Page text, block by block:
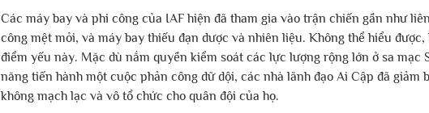
Các máy bay và phi công của IAF hiện đã tham gia vào trận chiến gần như
công mệt mỏi, và máy bay thiếu đạn dược và nhiên liệu. Không thể hiểu
điểm yếu này. Mặc dù nắm quyền kiểm soát các lực lượng rộng lớn ở sa mạc
năng tiến hành một cuộc phản công dữ dội, các nhà lãnh đạo Ai Cập đã giảm
không mạch lạc và vô tổ chức cho quân đội của họ.